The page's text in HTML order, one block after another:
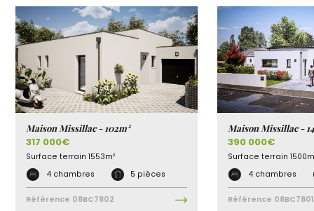
Maison Missillac - 102m²
317 000€
Surface terrain 1553m²
4 chambres
5 pièces
Référence 08BC7802
Maison Missillac -
390 000€
Surface terrain
4 chambres
Référence 08BC7801